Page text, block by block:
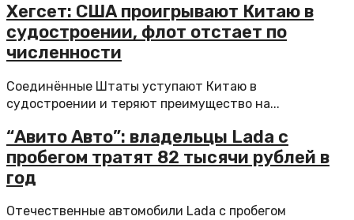
Хегсет: США проигрывают Китаю в
судостроении, флот отстает по
численности
Соединённые Штаты уступают Китаю в
судостроении и теряют преимущество на...
“Авито Авто”: владельцы Lada с
пробегом тратят 82 тысячи рублей в
год
Отечественные автомобили Lada с пробегом